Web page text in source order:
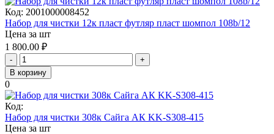
Код: 2001000008452
Набор для чистки 12к пласт футляр пласт шомпол 108b/12
Цена за шт
1 800.00 ₽
-
+
В корзину
0
Код:
Набор для чистки 308к Сайга АК KK-S308-415
Цена за шт